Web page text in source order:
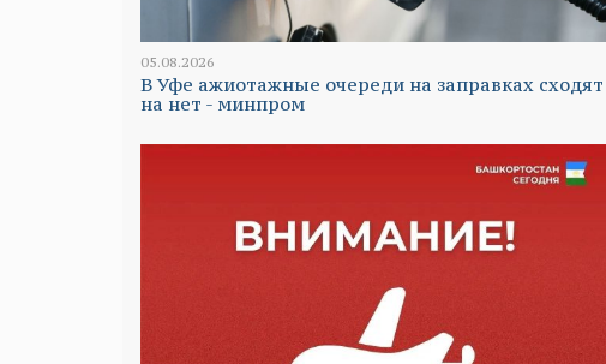
05.08.2026
В Уфе ажиотажные очереди на заправках сходят
на нет - минпром